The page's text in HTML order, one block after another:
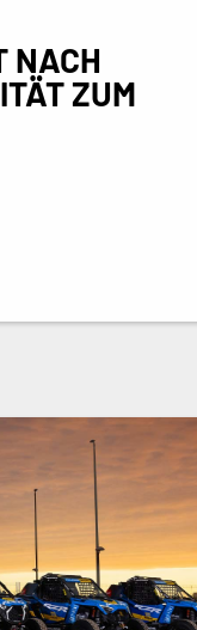
NACH
ZUM